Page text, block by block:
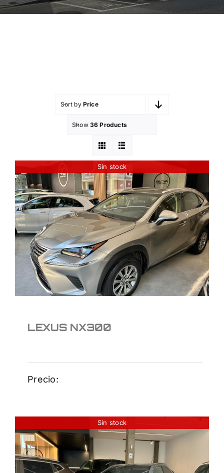
Sort by Price
Show 36 Products
Sin stock
LEXUS NX300
LEXUS NX300
Precio:
Sin stock